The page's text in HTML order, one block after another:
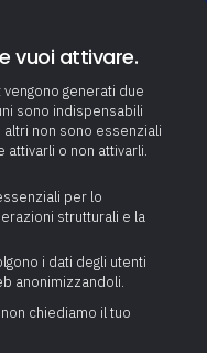
Newsletter
vuoi attivare.
generati due
sono indispensabili
non sono essenziali
attivarli o non attivarli.
per lo
strutturali e la
i dati degli utenti
anonimizzandoli.
chiediamo il tuo